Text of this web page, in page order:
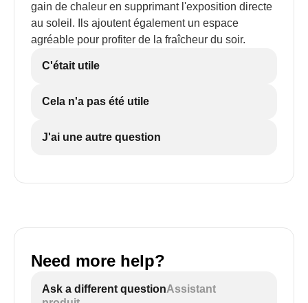
gain de chaleur en supprimant l'exposition directe
au soleil. Ils ajoutent également un espace
agréable pour profiter de la fraîcheur du soir.
C'était utile
Cela n'a pas été utile
J'ai une autre question
Need more help?
Ask a different questionAssistant